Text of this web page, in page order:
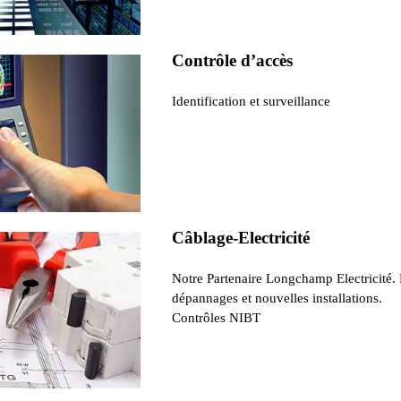
Contrôle d’accès
Identification et surveillance
Câblage-Electricité
Notre Partenaire Longchamp Electricité.
dépannages et nouvelles installations.
Contrôles NIBT